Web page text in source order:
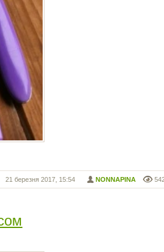
NONNAPINA
21 березня 2017, 15:54